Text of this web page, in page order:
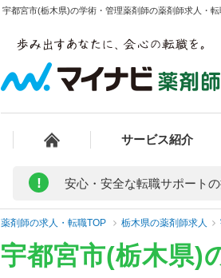
宇都宮市(栃木県)の学術・管理薬剤師の薬剤師求人・
サービス紹介
! 安心・安全な転職サポートの
薬剤師の求人・転職TOP 栃木県の薬剤師求人
宇都宮市(栃木県)